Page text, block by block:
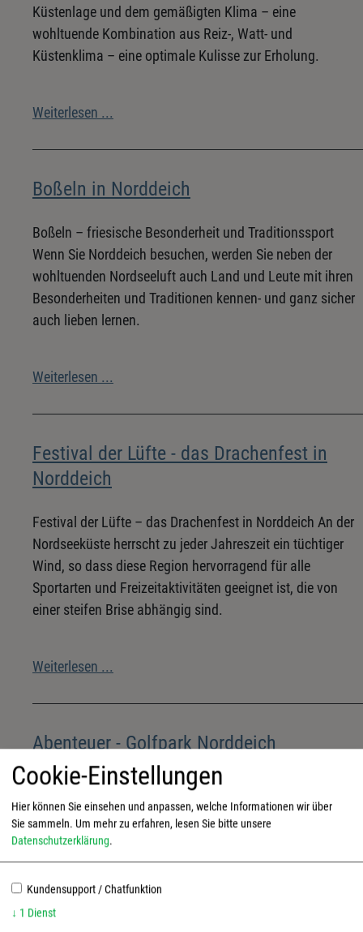
Küstenlage und dem gemäßigten Klima – eine
wohltuende Kombination aus Reiz-, Watt- und
Küstenklima – eine optimale Kulisse zur Erholung.
Weiterlesen ...
Boßeln in Norddeich
Boßeln – friesische Besonderheit und Traditionssport
Wenn Sie Norddeich besuchen, werden Sie neben der
wohltuenden Nordseeluft auch Land und Leute mit ihren
Besonderheiten und Traditionen kennen- und ganz sicher
auch lieben lernen.
Weiterlesen ...
Festival der Lüfte - das Drachenfest in
Norddeich
Festival der Lüfte – das Drachenfest in Norddeich An der
Nordseeküste herrscht zu jeder Jahreszeit ein tüchtiger
Wind, so dass diese Region hervorragend für alle
Sportarten und Freizeitaktivitäten geeignet ist, die von
einer steifen Brise abhängig sind.
Weiterlesen ...
Abenteuer - Golfpark Norddeich
Der ganz besondere Golfparcours – Abenteuer-Golfpark
Norddeich Norddeich, der bekannteste Stadtteil der
ostfriesischen Stadt Norden, erfreut sich mit seiner
hervorragenden Küstenlage besonderer Beliebtheit. Rund
wohltuende Klima.
Cookie-Einstellungen
Hier können Sie einsehen und anpassen, welche Informationen wir über
Sie sammeln. Um mehr zu erfahren, lesen Sie bitte unsere
Datenschutzerklärung.
Kundensupport / Chatfunktion
↓ 1 Dienst